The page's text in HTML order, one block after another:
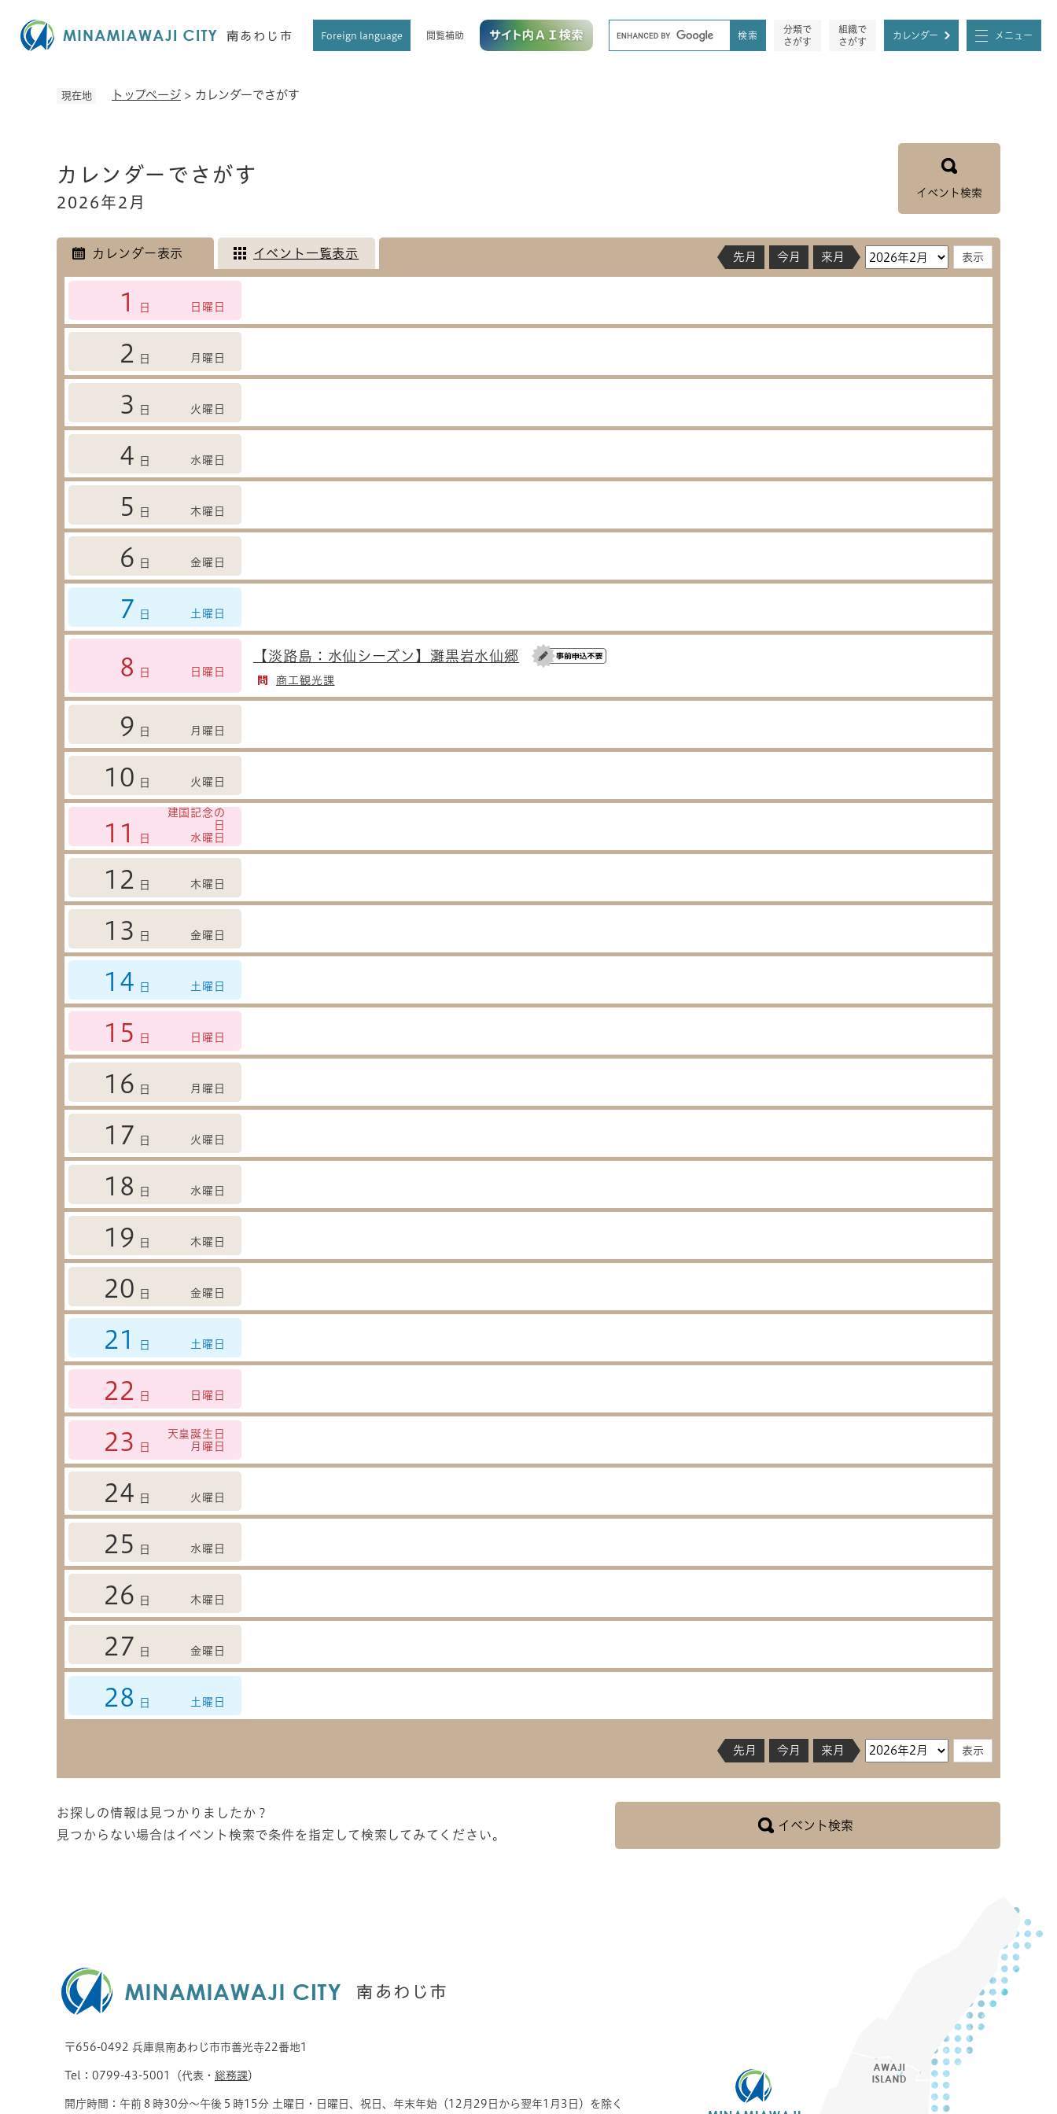
Foreign language 閲覧補助
分類で
さがす
組織で
さがす
カレンダー メニュー
現在地 トップページ > カレンダーでさがす
文
カレンダーでさがす
イベント検索
2026年2月
カレンダー表示 イベント一覧表示 先月 今月 来月
1 日 日曜日
2 日 月曜日
3 日 火曜日
4 日 水曜日
5 日 木曜日
6 日 金曜日
7 日 土曜日
8 日 日曜日
【淡路島：水仙シーズン】灘黒岩水仙郷
商工観光課
9 日 月曜日
10 日 火曜日
11 日
建国記念の
日
水曜日
12 日 木曜日
13 日 金曜日
14 日 土曜日
15 日 日曜日
16 日 月曜日
17 日 火曜日
18 日 水曜日
19 日 木曜日
20 日 金曜日
21 日 土曜日
22 日 日曜日
23 日
天皇誕生日
月曜日
24 日 火曜日
25 日 水曜日
26 日 木曜日
27 日 金曜日
28 日 土曜日
先月 今月 来月
お探しの情報は見つかりましたか？
見つからない場合はイベント検索で条件を指定して検索してみてください。
イベント検索
〒656-0492 兵庫県南あわじ市市善光寺22番地1
Tel：0799-43-5001（代表・ 総務課）
開庁時間：午前８時30分～午後５時15分 土曜日・日曜日、祝日、年末年始（12月29日から翌年1月3日）を除く